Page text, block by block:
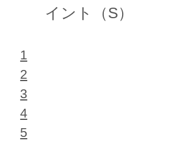
イント（S）
1
2
3
4
5